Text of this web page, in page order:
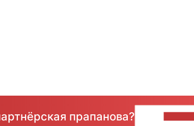
прапанова?